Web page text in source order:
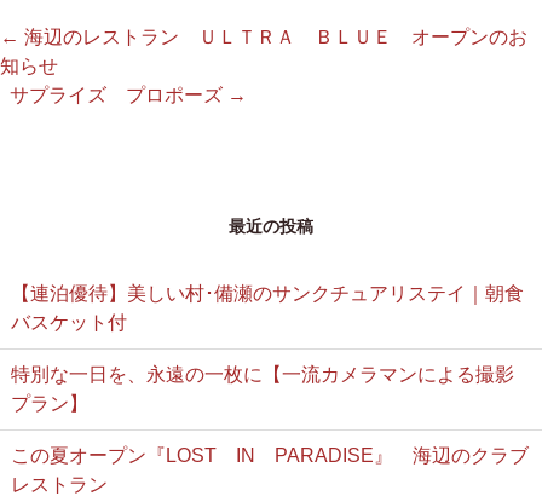
← 海辺のレストラン ＵＬＴＲＡ ＢＬＵＥ オープンのお
知らせ
サプライズ プロポーズ →
最近の投稿
【連泊優待】美しい村･備瀬のサンクチュアリステイ｜朝食
バスケット付
特別な一日を、永遠の一枚に【一流カメラマンによる撮影
プラン】
この夏オープン『LOST IN PARADISE』 海辺のクラブ
レストラン